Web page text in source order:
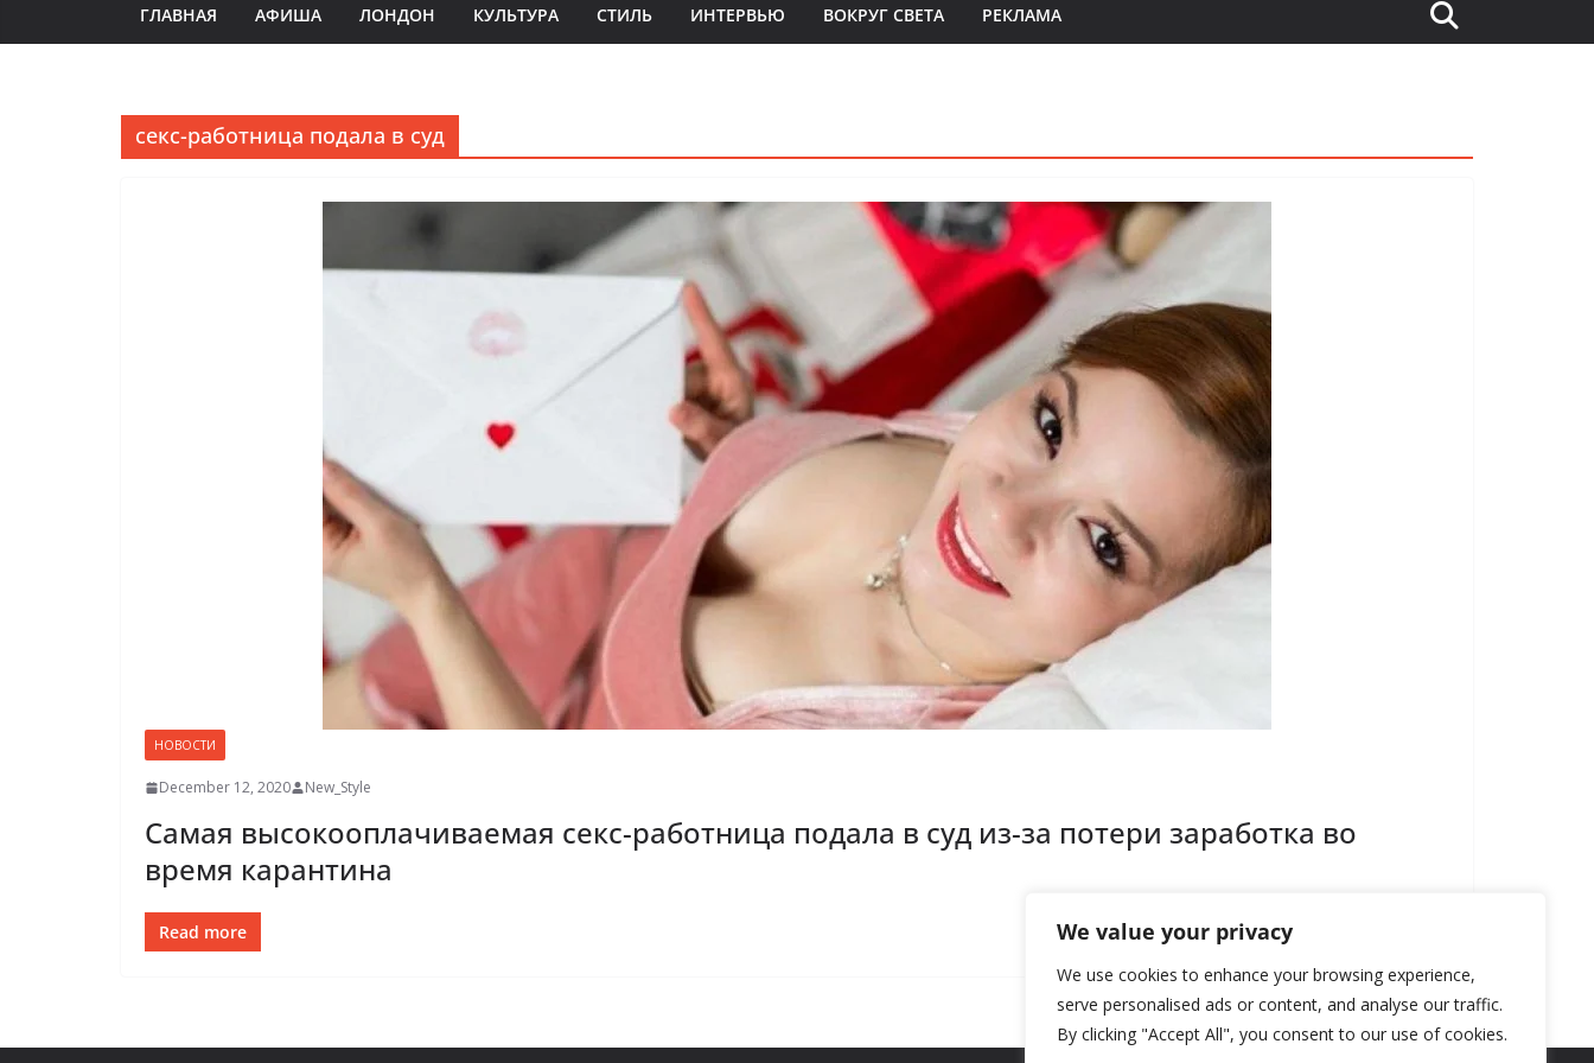
We value your privacy
We use cookies to enhance your browsing experience,
serve personalised ads or content, and analyse our traffic.
By clicking "Accept All", you consent to our use of cookies.
ГЛАВНАЯ АФИША ЛОНДОН КУЛЬТУРА СТИЛЬ ИНТЕРВЬЮ ВОКРУГ СВЕТА РЕКЛАМА
секс-работница подала в суд
НОВОСТИ
December 12, 2020 New_Style
Самая высокооплачиваемая секс-работница подала в суд из-за потери заработка во
время карантина
Read more